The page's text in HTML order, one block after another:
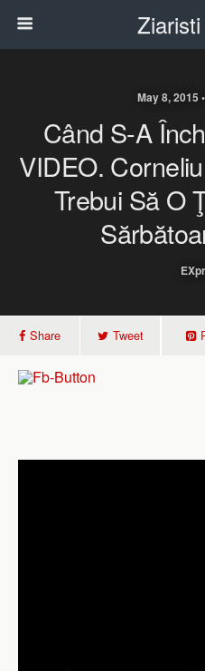
May 8, 2015
Când S-A
VIDEO.
Trebui Să O
Share Tweet